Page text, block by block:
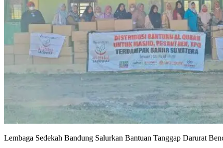
Lembaga Sedekah Bandung Salurkan Bantuan Tanggap Darurat